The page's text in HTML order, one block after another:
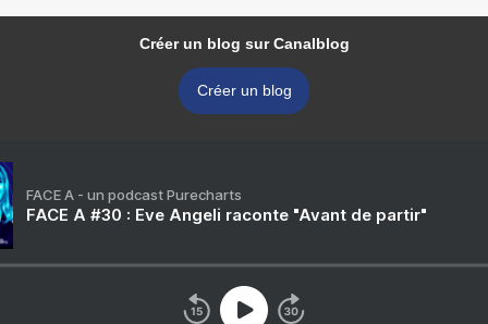
Créer un blog sur Canalblog
Créer un blog
FACE A - un podcast Purecharts
FACE A #30 : Eve Angeli raconte "Avant de partir"